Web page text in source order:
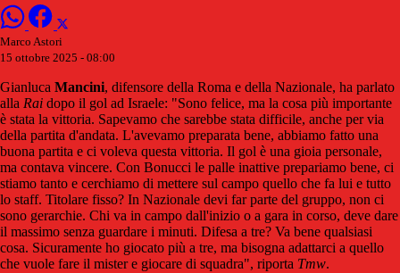
Marco Astori
15 ottobre 2025 - 08:00
Gianluca Mancini, difensore della Roma e della Nazionale, ha parlato
alla Rai dopo il gol ad Israele: "Sono felice, ma la cosa più importante
è stata la vittoria. Sapevamo che sarebbe stata difficile, anche per via
della partita d'andata. L'avevamo preparata bene, abbiamo fatto una
buona partita e ci voleva questa vittoria. Il gol è una gioia personale,
ma contava vincere. Con Bonucci le palle inattive prepariamo bene, ci
stiamo tanto e cerchiamo di mettere sul campo quello che fa lui e tutto
lo staff. Titolare fisso? In Nazionale devi far parte del gruppo, non ci
sono gerarchie. Chi va in campo dall'inizio o a gara in corso, deve dare
il massimo senza guardare i minuti. Difesa a tre? Va bene qualsiasi
cosa. Sicuramente ho giocato più a tre, ma bisogna adattarci a quello
che vuole fare il mister e giocare di squadra", riporta Tmw.